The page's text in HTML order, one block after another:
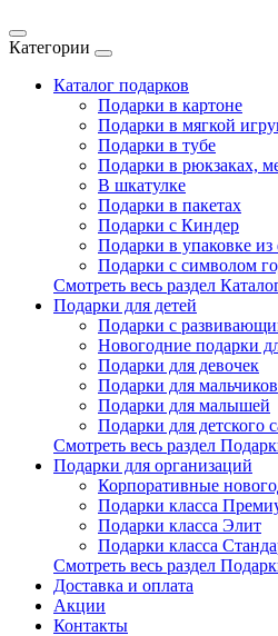
Категории
Каталог подарков
Подарки в картоне
Подарки в мягкой
Подарки в тубе
Подарки в рюкзаках,
В шкатулке
Подарки в пакетах
Подарки с Киндер
Подарки в упаковке
Подарки с символом
Смотреть весь раздел
Подарки для детей
Подарки с
Новогодние подарки
Подарки для девочек
Подарки для мальчиков
Подарки для малышей
Подарки для детского
Смотреть весь раздел
Подарки для организаций
Корпоративные
Подарки класса
Подарки класса Элит
Подарки класса
Смотреть весь раздел
Доставка и оплата
Акции
Контакты